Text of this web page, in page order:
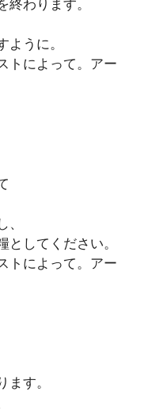
わります。
うに。
トによって。アー
してください。
トによって。アー
す。